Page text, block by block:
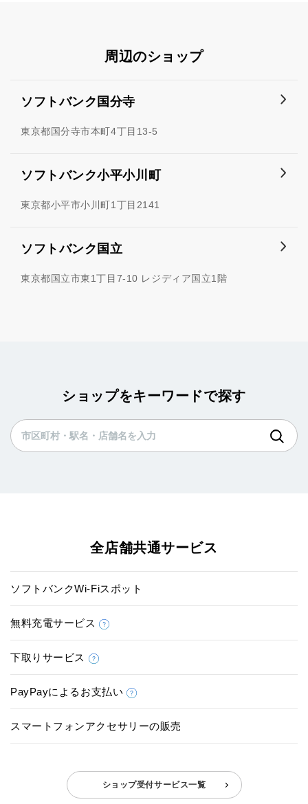
周辺のショップ
ソフトバンク国分寺
東京都国分寺市本町4丁目13-5
ソフトバンク小平小川町
東京都小平市小川町1丁目2141
ソフトバンク国立
東京都国立市東1丁目7-10 レジディア国立1階
ショップをキーワードで探す
全店舗共通サービス
ソフトバンクWi-Fiスポット
無料充電サービス
下取りサービス
PayPayによるお支払い
スマートフォンアクセサリーの販売
ショップ受付サービス一覧